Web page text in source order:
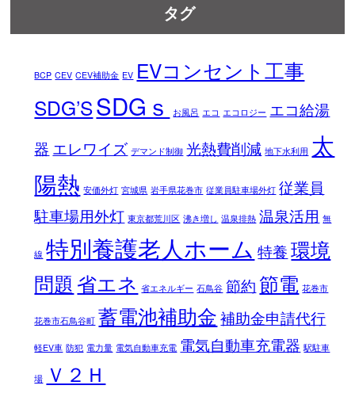
タグ
BCP CEV CEV補助金 EV EVコンセント工事
SDG’SSDGｓ お風呂 エコ エコロジー エコ給湯
器 エレワイズ デマンド制御 光熱費削減 地下水利用 太
陽熱 安価外灯 宮城県 岩手県花巻市 従業員駐車場外灯 従業員
駐車場用外灯 東京都荒川区 沸き増し 温泉排熱 温泉活用 無
線 特別養護老人ホーム 特養 環境
問題 省エネ 省エネルギー 石鳥谷 節約 節電 花巻市
花巻市石鳥谷町 蓄電池補助金 補助金申請代行
軽EV車 防犯 電力量 電気自動車充電 電気自動車充電器 駅駐車
場 Ｖ２Ｈ